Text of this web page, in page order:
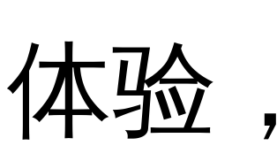
体验，